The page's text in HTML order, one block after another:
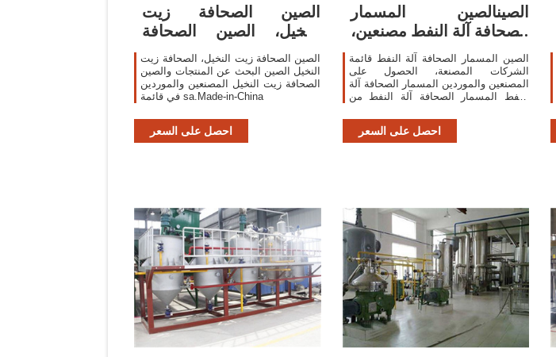
الصين الصحافة زيت
النخيل، الصين الصحافة
زيت النخيل قائمة
الصين الصحافة زيت النخيل، الصحافة زيت
النخيل الصين البحث عن المنتجات والصين
الصحافة زيت النخيل المصنعين والموردين
في قائمة sa.Made-in-China
احصل على السعر
الصينالصين المسمار
الصحافة آلة النفط مصنعين،
المسمار
الصين المسمار الصحافة آلة النفط قائمة
الشركات المصنعة، الحصول على
المصنعين والموردين المسمار الصحافة آلة
النفط المسمار الصحافة آلة النفط من
China
احصل على السعر